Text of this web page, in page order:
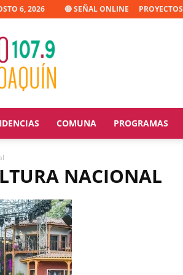
6, 2026 🔴 SEÑAL ONLINE PROYECTOS
COMUNA PROGRAMAS
NACIONAL